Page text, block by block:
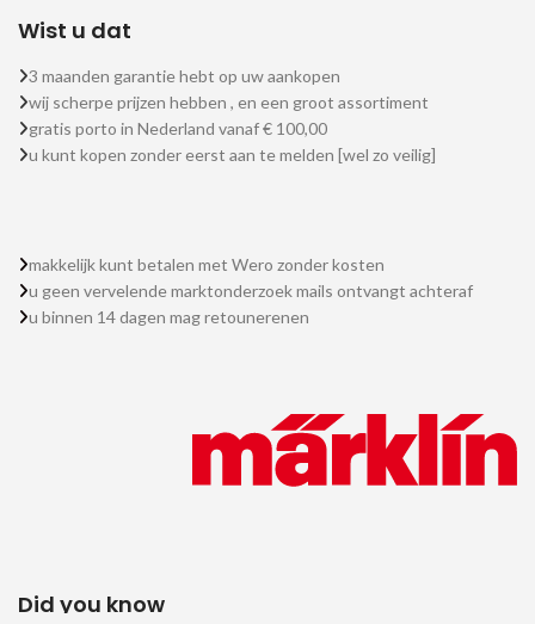
Wist u dat
3 maanden garantie hebt op uw aankopen
wij scherpe prijzen hebben , en een groot assortiment
gratis porto in Nederland vanaf € 100,00
u kunt kopen zonder eerst aan te melden [wel zo veilig]
makkelijk kunt betalen met Wero zonder kosten
u geen vervelende marktonderzoek mails ontvangt achteraf
u binnen 14 dagen mag retounerenen
Did you know